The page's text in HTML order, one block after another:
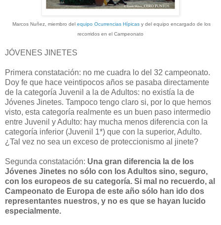
Marcos Nuñez, miembro del equipo Ocurrencias Hípicasy del equipo encargado de los
recorridos en el Campeonato
JÓVENES JINETES
Primera constatación: no me cuadra lo del 32 campeonato.
Doy fe que hace veintipocos años se pasaba directamente
de la categoría Juvenil a la de Adultos: no existía la de
Jóvenes Jinetes. Tampoco tengo claro si, por lo que hemos
visto, esta categoría realmente es un buen paso intermedio
entre Juvenil y Adulto: hay mucha menos diferencia con la
categoría inferior (Juvenil 1*) que con la superior, Adulto.
¿Tal vez no sea un exceso de proteccionismo al jinete?
Segunda constatación: Una gran diferencia la de los
Jóvenes Jinetes no sólo con los Adultos sino, seguro,
con los europeos de su categoría. Si mal no recuerdo, al
Campeonato de Europa de este año sólo han ido dos
representantes nuestros, y no es que se hayan lucido
especialmente.